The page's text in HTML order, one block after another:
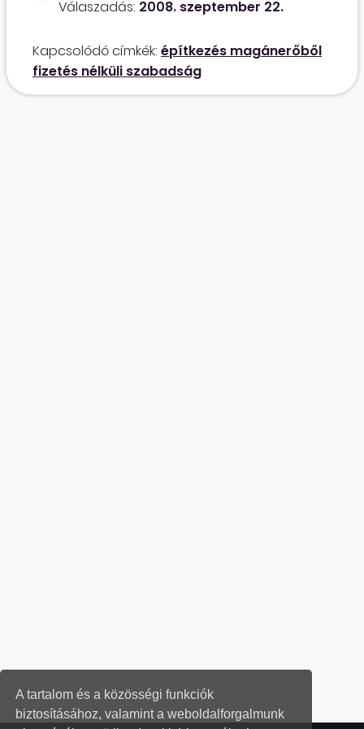
A tartalom és a közösségi funkciók
biztosításához, valamint a weboldalforgalmunk
megegyezni?
megtudni, hogy köteles-e elengedni a
feltételei vannak.
Válaszadás: 2008. szeptember 22.
Kapcsolódó címkék: építkezés magánerőből
fizetés nélküli szabadság